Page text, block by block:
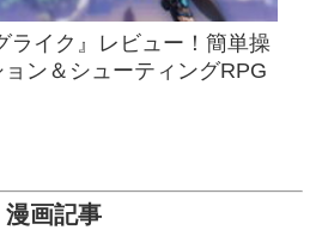
ライク』レビュー！簡単操
ン＆シューティングRPG
漫画記事